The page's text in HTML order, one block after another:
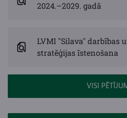
2024.–2029. gadā
LVMI "Silava" darbības
stratēģijas īstenošana
VISI